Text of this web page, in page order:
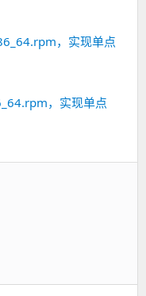
，实现单点
，实现单点